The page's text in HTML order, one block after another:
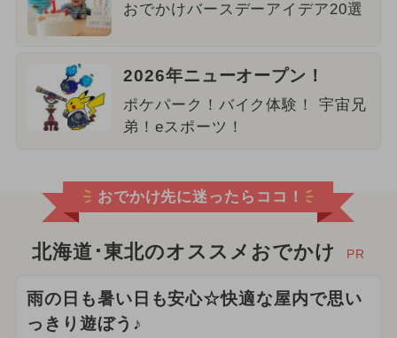
おでかけバースデーアイデア20選
2026年ニューオープン！
ポケパーク！バイク体験！ 宇宙兄
弟！eスポーツ！
おでかけ先に迷ったらココ！
北海道･東北のオススメおでかけ PR
雨の日も暑い日も安心☆快適な屋内で思い
っきり遊ぼう♪